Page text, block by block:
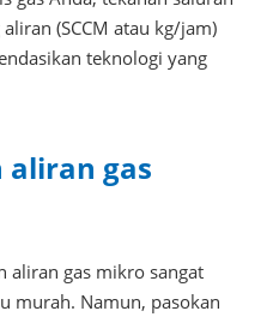
(SCCM atau kg/jam)
teknologi yang
aliran gas
aliran gas mikro sangat
murah. Namun, pasokan